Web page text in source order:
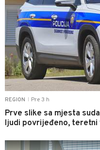
REGION Pre 3 h
Prve slike sa mjesta
ljudi povrijeđeno,